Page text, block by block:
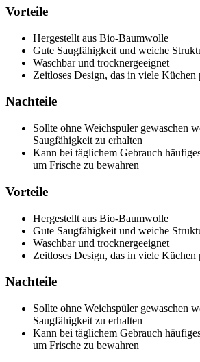
Vorteile
Hergestellt aus Bio-Baumwolle
Gute Saugfähigkeit und weiche
Waschbar und trocknergeeignet
Zeitloses Design, das in viele Küchen
Nachteile
Sollte ohne Weichspüler gewaschen
Saugfähigkeit zu erhalten
Kann bei täglichem Gebrauch
um Frische zu bewahren
Vorteile
Hergestellt aus Bio-Baumwolle
Gute Saugfähigkeit und weiche
Waschbar und trocknergeeignet
Zeitloses Design, das in viele Küchen
Nachteile
Sollte ohne Weichspüler gewaschen
Saugfähigkeit zu erhalten
Kann bei täglichem Gebrauch
um Frische zu bewahren